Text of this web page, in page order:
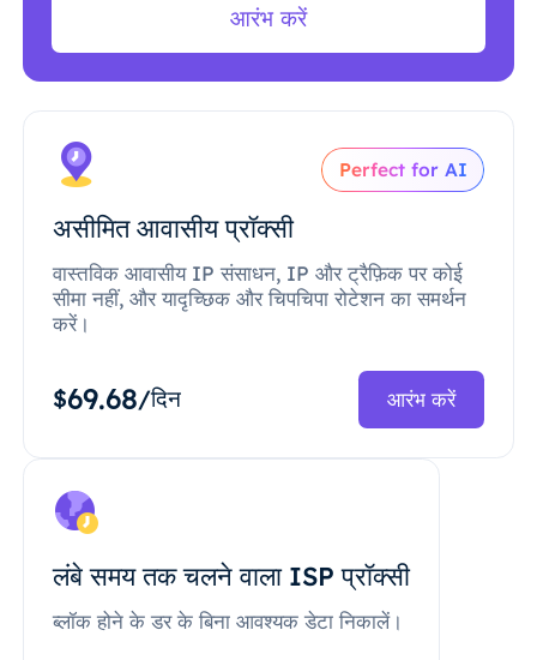
आरंभ करें
Perfect for AI
असीमित आवासीय प्रॉक्सी
वास्तविक आवासीय IP संसाधन, IP और ट्रैफ़िक पर कोई
सीमा नहीं, और यादृच्छिक और चिपचिपा रोटेशन का समर्थन
करें।
$69.68/दिन आरंभ करें
लंबे समय तक चलने वाला ISP प्रॉक्सी
ब्लॉक होने के डर के बिना आवश्यक डेटा निकालें।